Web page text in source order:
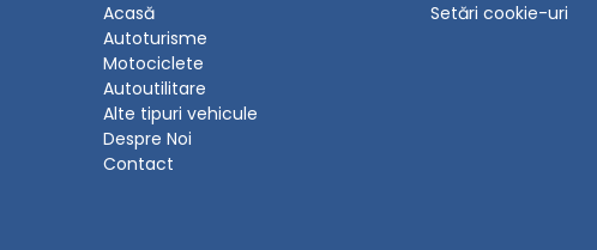
Acasă
Autoturisme
Motociclete
Autoutilitare
Alte tipuri vehicule
Despre Noi
Contact
Setări cookie-uri